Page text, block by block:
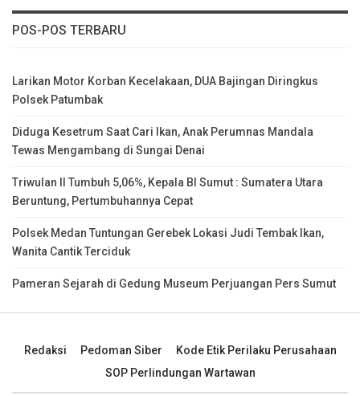
POS-POS TERBARU
Larikan Motor Korban Kecelakaan, DUA Bajingan Diringkus
Polsek Patumbak
Diduga Kesetrum Saat Cari Ikan, Anak Perumnas Mandala
Tewas Mengambang di Sungai Denai
Triwulan II Tumbuh 5,06%, Kepala BI Sumut : Sumatera Utara
Beruntung, Pertumbuhannya Cepat
Polsek Medan Tuntungan Gerebek Lokasi Judi Tembak Ikan,
Wanita Cantik Terciduk
Pameran Sejarah di Gedung Museum Perjuangan Pers Sumut
Redaksi Pedoman Siber
Kode Etik Perilaku Perusahaan
SOP Perlindungan Wartawan